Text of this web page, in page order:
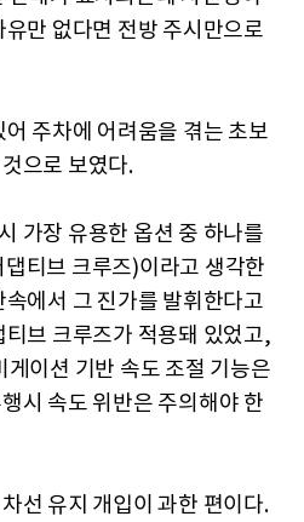
만 없다면 전방 주시만으로
주차에 어려움을 겪는 초보
으로 보였다.
가장 유용한 옵션 중 하나를
티브 크루즈)이라고 생각한
에서 그 진가를 발휘한다고
브 크루즈가 적용돼 있었고,
이션 기반 속도 조절 기능은
시 속도 위반은 주의해야 한
선 유지 개입이 과한 편이다.